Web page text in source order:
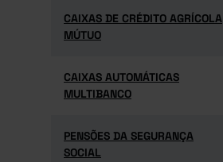
CAIXAS DE CRÉDITO AGRÍCOLA
MÚTUO
CAIXAS DE CRÉDITO AGRÍCOLA
MÚTUO
CAIXAS AUTOMÁTICAS
MULTIBANCO
CAIXAS AUTOMÁTICAS
MULTIBANCO
PENSÕES DA SEGURANÇA
SOCIAL
PENSÕES DA SEGURANÇA
SOCIAL